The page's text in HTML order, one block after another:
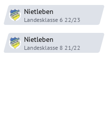
Nietleben
Landesklasse 6 22/23
Nietleben
Landesklasse 8 21/22